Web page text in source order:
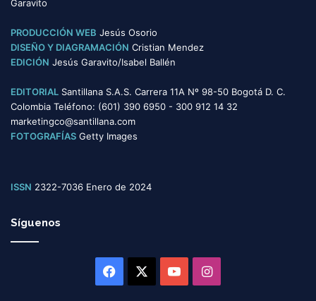
s
Garavito
PRODUCCIÓN WEB Jesús Osorio
DISEÑO Y DIAGRAMACIÓN Cristian Mendez
EDICIÓN Jesús Garavito/Isabel Ballén
EDITORIAL Santillana S.A.S. Carrera 11A Nº 98-50 Bogotá D. C.
Colombia Teléfono: (601) 390 6950 - 300 912 14 32
marketingco@santillana.com
FOTOGRAFÍAS Getty Images
ISSN 2322-7036 Enero de 2024
Síguenos
Facebook YouTubeInstagram